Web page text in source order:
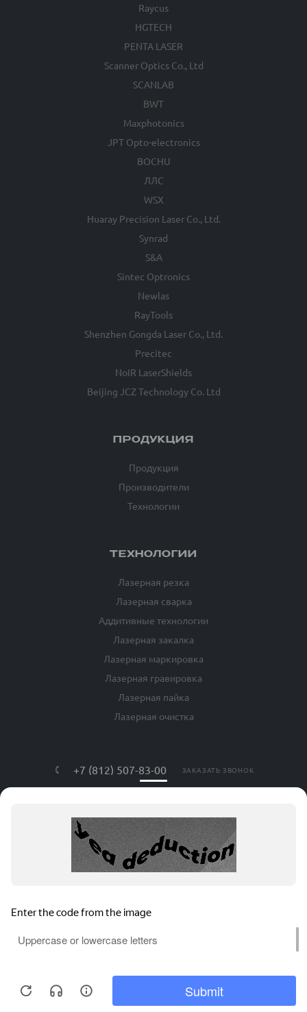
Raycus
HGTECH
PENTA LASER
Scanner Optics Co., Ltd
SCANLAB
BWT
Maxphotonics
JPT Opto-electronics
BOCHU
ЛЛС
WSX
Huaray Precision Laser Co., Ltd.
Synrad
S&A
Sintec Optronics
Newlas
RayTools
Shenzhen Gongda Laser Co., Ltd.
Precitec
NoIR LaserShields
Beijing JCZ Technology Co. Ltd
ПРОДУКЦИЯ
Продукция
Производители
Технологии
ТЕХНОЛОГИИ
Лазерная резка
Лазерная сварка
Аддитивные технологии
Лазерная закалка
Лазерная маркировка
Лазерная гравировка
Лазерная пайка
Лазерная очистка
+7 (812) 507-83-00 ЗАКАЗАТЬ ЗВОНОК
г. Санкт-Петербург, ул. Яблочкова, дом
№ 20, литер Я, оф. 408
АВРОРА ТЕХ © , 2026. Все права защищены.
Соглашение на обработку персональных данных
Политика конфиденциальности
Карта сайта